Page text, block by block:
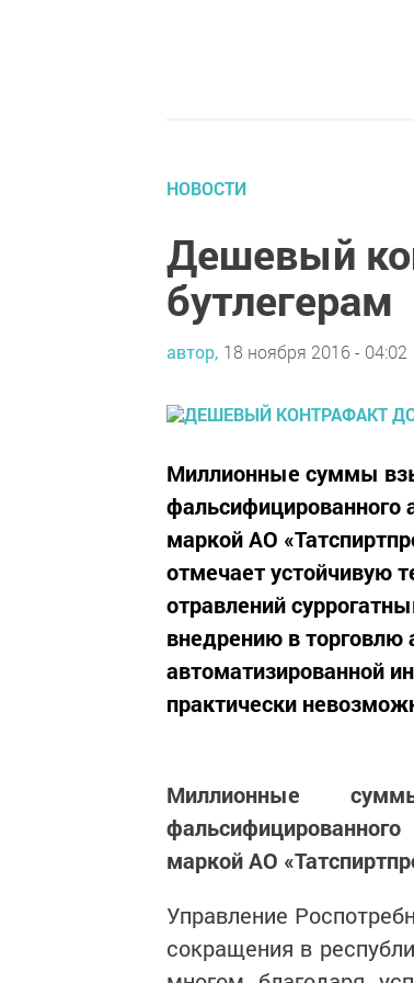
НОВОСТИ
Дешевый
бутлегерам
автор, 18 ноября 2016 - 04:02
Миллионные суммы
маркой АО
отмечает устойчивую
отравлений
внедрению в торговлю
автоматизированной
практически
Миллионные
маркой АО
Управление
сокращения в